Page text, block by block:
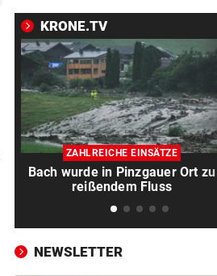
KRITIK AUS POLITIK vor
Theater stellt Planschbecken
300.000 Euro auf
NACH WIEN AUF MYKONOS vor
Luxus am Meer! Sabalenka
gewährt private Einblicke
„IHR SEID DER HAMMER!“
Feuerwehr befreite Kalb aus
misslicher Lage
KRONE.TV
ZAHLREICHE EINSÄTZE
Bach wurde in Pinzgauer Ort zu
reißendem Fluss
NEWSLETTER